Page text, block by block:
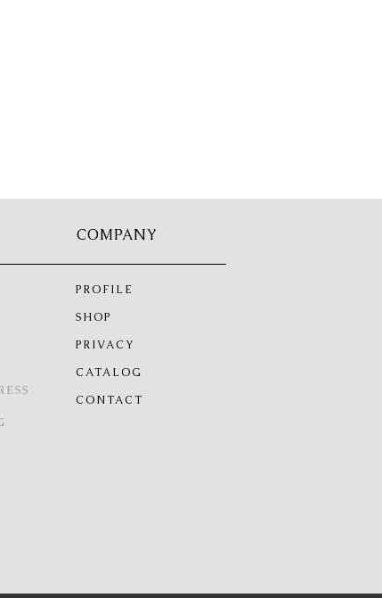
COMPANY
PROFILE
SHOP
PRIVACY
CATALOG
CONTACT